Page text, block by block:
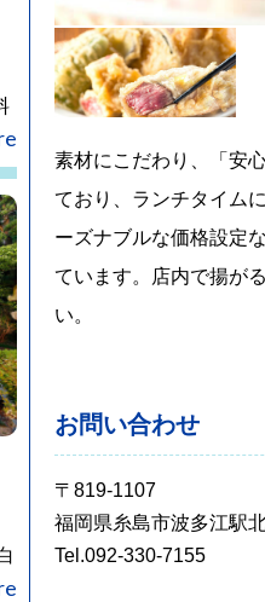
素材にこだわり、「安
ており、ランチタイム
ーズナブルな価格設定
ています。店内で揚が
い。
お問い合わせ
〒819-1107
福岡県糸島市波多江駅
Tel.092-330-7155